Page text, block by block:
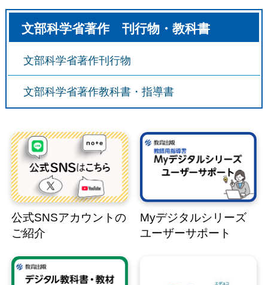
文部科学省著作 刊行物・教科書
文部科学省著作刊行物
文部科学省著作教科書・指導書
公式SNSアカウントの
ご紹介
Myデジタルシリーズ
ユーザーサポート